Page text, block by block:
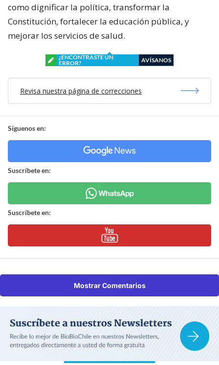
como dignificar la política, transformar la
Constitución, fortalecer la educación pública, y
mejorar los servicios de salud.
¿ENCONTRASTE UN
ERROR?
AVÍSANOS
Revisa nuestra página de correcciones
Síguenos en:
Suscríbete en:
Suscríbete en:
Mostrar Comentarios